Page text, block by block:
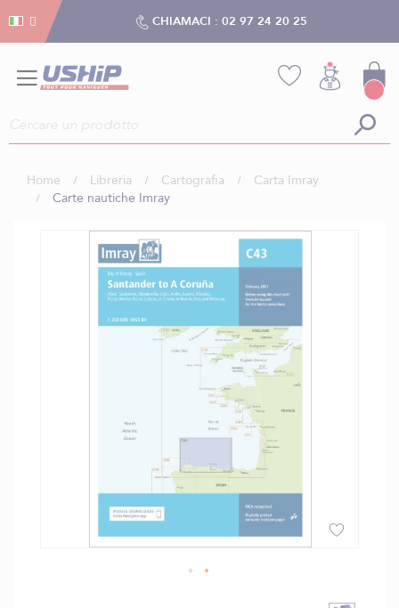
CHIAMACI : 02 97 24 20 25
Home Libreria Cartografia
Carta Imray
Carte nautiche Imray
Gestion dei cookies
Gestion dei cookies